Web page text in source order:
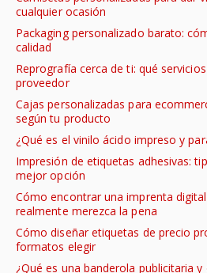
cualquier ocasión
Packaging personalizado barato:
calidad
Reprografía cerca de ti: qué
proveedor
Cajas personalizadas para
según tu producto
¿Qué es el vinilo ácido impreso y
Impresión de etiquetas adhesivas:
mejor opción
Cómo encontrar una imprenta
realmente merezca la pena
Cómo diseñar etiquetas de precio
formatos elegir
¿Qué es una banderola publicitaria